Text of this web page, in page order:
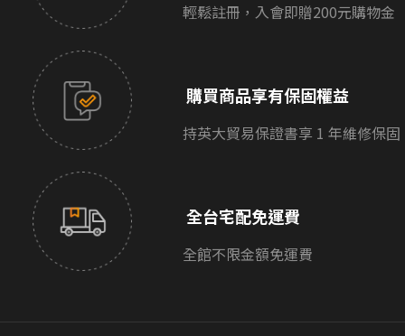
輕鬆註冊，入會即贈200元購物金
購買商品享有保固權益
持英大貿易保證書享 1 年維修保固
全台宅配免運費
全館不限金額免運費